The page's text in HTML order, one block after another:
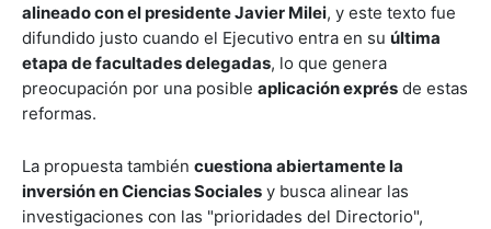
alineado con el presidente Javier Milei, y este texto fue
difundido justo cuando el Ejecutivo entra en su última
etapa de facultades delegadas, lo que genera
preocupación por una posible aplicación exprés de estas
reformas.
La propuesta también cuestiona abiertamente la
inversión en Ciencias Sociales y busca alinear las
investigaciones con las "prioridades del Directorio",